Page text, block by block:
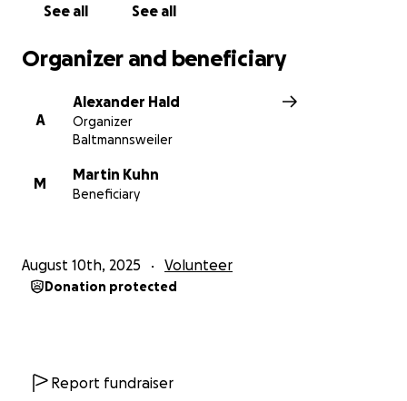
See all See all
Organizer and beneficiary
A
Alexander Hald
Organizer
Baltmannsweiler
M
Martin Kuhn
Beneficiary
August 10th, 2025 Volunteer
Donation protected
Report fundraiser